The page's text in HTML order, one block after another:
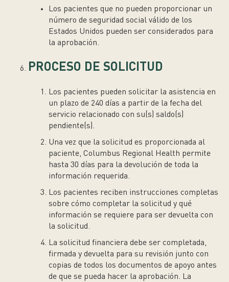
Los pacientes que no pueden proporcionar un
número de seguridad social válido de los
Estados Unidos pueden ser considerados para
la aprobación.
PROCESO DE SOLICITUD
Los pacientes pueden solicitar la asistencia en
un plazo de 240 días a partir de la fecha del
servicio relacionado con su(s) saldo(s)
pendiente(s).
Una vez que la solicitud es proporcionada al
paciente, Columbus Regional Health permite
hasta 30 días para la devolución de toda la
información requerida.
Los pacientes reciben instrucciones completas
sobre cómo completar la solicitud y qué
información se requiere para ser devuelta con
la solicitud.
La solicitud financiera debe ser completada,
firmada y devuelta para su revisión junto con
copias de todos los documentos de apoyo antes
de que se pueda hacer la aprobación. La